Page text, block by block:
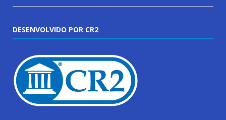
DESENVOLVIDO POR CR2